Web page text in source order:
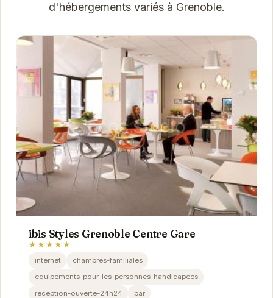
d'hébergements variés à Grenoble.
ibis Styles Grenoble Centre Gare
★★★★★
internet
chambres-familiales
equipements-pour-les-personnes-handicapees
reception-ouverte-24h24
bar